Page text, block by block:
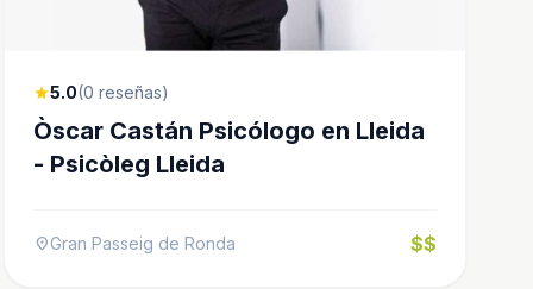
star5.0(0 reseñas)
Òscar Castán Psicólogo en Lleida
- Psicòleg Lleida
location_onGran Passeig de Ronda $$